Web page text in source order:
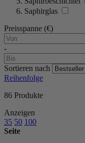
Saphirglas
Preisspanne (€)
-
Sortieren nach
Reihenfolge
86 Produkte
Anzeigen
35 50 100
Seite